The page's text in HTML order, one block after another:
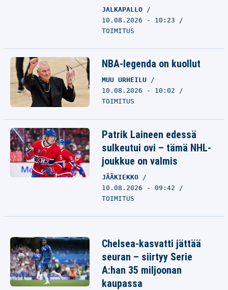
JALKAPALLO
10.08.2026 - 10:23
TOIMITUS
NBA-legenda on kuollut
MUU URHEILU
10.08.2026 - 10:02
TOIMITUS
Patrik Laineen edessä
sulkeutui ovi – tämä NHL-
joukkue on valmis
JÄÄKIEKKO
10.08.2026 - 09:42
TOIMITUS
Chelsea-kasvatti jättää
seuran – siirtyy Serie
A:han 35 miljoonan
kaupassa